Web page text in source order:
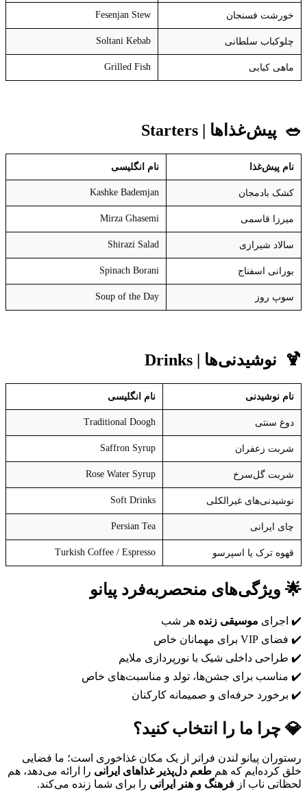
خورشت فسنجان Fesenjan Stew
چلوکباب سلطانی Soltani Kebab
ماهی کبابی Grilled Fish
🥗 پیش‌غذاها| Starters
نام پیش‌غذا نام انگلیسی
کشک بادمجان Kashke Bademjan
میرزا قاسمی Mirza Ghasemi
سالاد شیرازی Shirazi Salad
بورانی اسفناج Spinach Borani
سوپ روز Soup of the Day
🍹 نوشیدنی‌ها| Drinks
نام نوشیدنی نام انگلیسی
دوغ سنتی Traditional Doogh
شربت زعفران Saffron Syrup
شربت گل‌سرخ Rose Water Syrup
نوشیدنی‌های غیرالکلی Soft Drinks
چای ایرانی Persian Tea
قهوه ترک یا اسپرسو Turkish Coffee / Espresso
🌟 ویژگی‌های منحصربه‌فرد پیانو
✔️ اجرایموسیقی زندههر شب
✔️ فضای VIP برای مهمانان خاص
✔️ طراحی داخلی شیک با نورپردازی ملایم
✔️ مناسب برای جشن‌ها، تولد و مناسبت‌های خاص
✔️ برخورد حرفه‌ای و صمیمانه کارکنان
💎 چرا ما را انتخاب کنید؟
رستوران پیانو لندن فراتر از یک مکان غذاخوری است؛ ما فضایی
خلق کرده‌ایم که همطعم دل‌پذیر غذاهای ایرانیرا ارائه می‌دهد، هم
لحظاتی ناب از فرهنگ و هنر ایرانیرا برای شما زنده می‌کند.